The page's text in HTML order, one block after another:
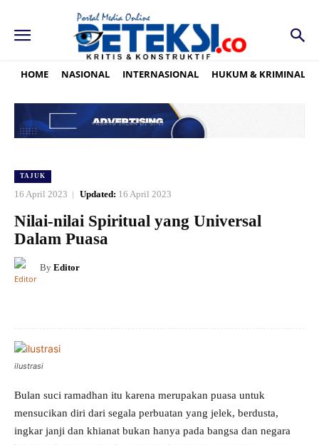
HOME NASIONAL INTERNASIONAL HUKUM & KRIMINAL
TAJUK
16 April 2023 Updated: 16 April 2023
Nilai-nilai Spiritual yang Universal
Dalam Puasa
By Editor
ilustrasi
Bulan suci ramadhan itu karena merupakan puasa untuk
mensucikan diri dari segala perbuatan yang jelek, berdusta,
ingkar janji dan khianat bukan hanya pada bangsa dan negara